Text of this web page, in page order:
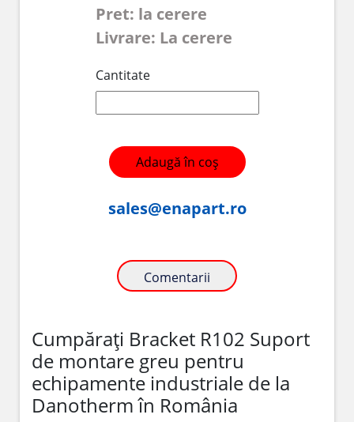
Pret: la cerere
Livrare: La cerere
Cantitate
Adaugă în coș
sales@enapart.ro
Comentarii
Cumpărați Bracket R102 Suport
de montare greu pentru
echipamente industriale de la
Danotherm în România